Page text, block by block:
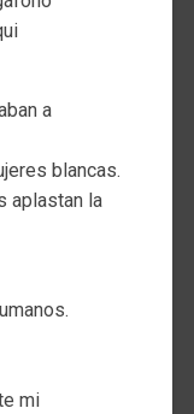
a
blancas.
aplastan la
mi